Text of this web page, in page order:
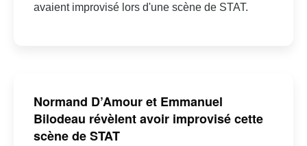
avaient improvisé lors d'une scène de STAT.
Normand D’Amour et Emmanuel
Bilodeau révèlent avoir improvisé cette
scène de STAT